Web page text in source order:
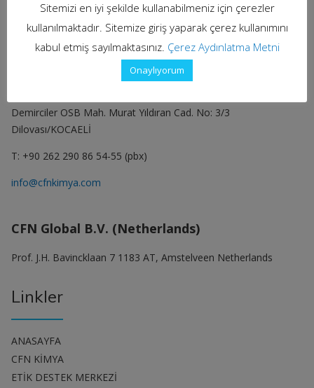
Altunizade, Kısıklı Cd. Sarkuysan-Ak İş Merkezi No:4/1 Blok İç
Kapı No: 6, 34662 Üsküdar/İstanbul
Demirciler OSB Mah. Murat Yıldıran Cad. No: 3/3
Dilovası/KOCAELİ
T: +90 262 290 86 54-55 (pbx)
info@cfnkimya.com
CFN Global B.V. (Netherlands)
Prof. J.H. Bavincklaan 7 1183 AT, Amstelveen Netherlands
Linkler
ANASAYFA
CFN KİMYA
ETİK DESTEK MERKEZİ
Sitemizi en iyi şekilde kullanabilmeniz için çerezler
kullanılmaktadır. Sitemize giriş yaparak çerez kullanımını
kabul etmiş sayılmaktasınız. Çerez Aydınlatma Metni
Onaylıyorum